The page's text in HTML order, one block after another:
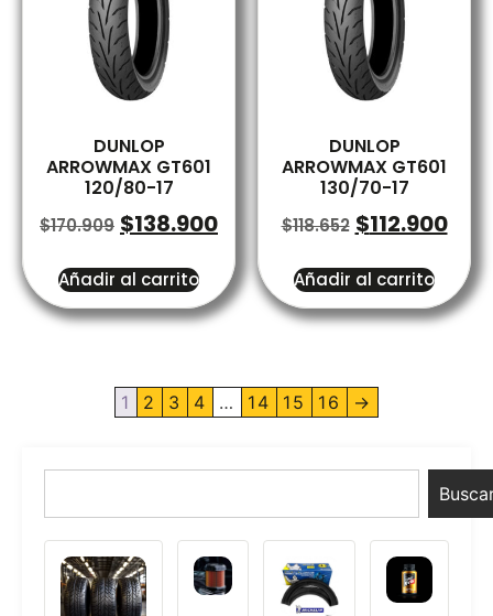
DUNLOP
ARROWMAX GT601
120/80-17
$170.909 $138.900
Añadir al carrito
DUNLOP
ARROWMAX GT601
130/70-17
$118.652 $112.900
Añadir al carrito
1 2 3 4 … 14 15 16 →